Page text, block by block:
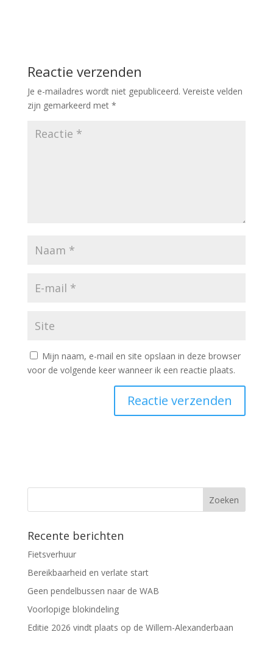
Reactie verzenden
Je e-mailadres wordt niet gepubliceerd. Vereiste velden
zijn gemarkeerd met *
Mijn naam, e-mail en site opslaan in deze browser
voor de volgende keer wanneer ik een reactie plaats.
Recente berichten
Fietsverhuur
Bereikbaarheid en verlate start
Geen pendelbussen naar de WAB
Voorlopige blokindeling
Editie 2026 vindt plaats op de Willem-Alexanderbaan